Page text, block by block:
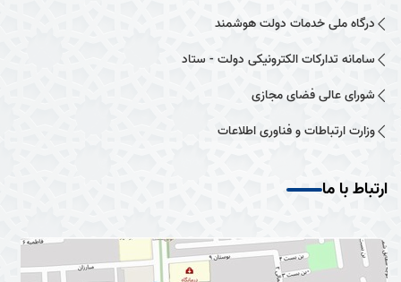
درگاه ملی خدمات دولت هوشمند
سامانه تدارکات الکترونیکی دولت - ستاد
شورای عالی فضای مجازی
وزارت ارتباطات و فناوری اطلاعات
ارتباط با ما